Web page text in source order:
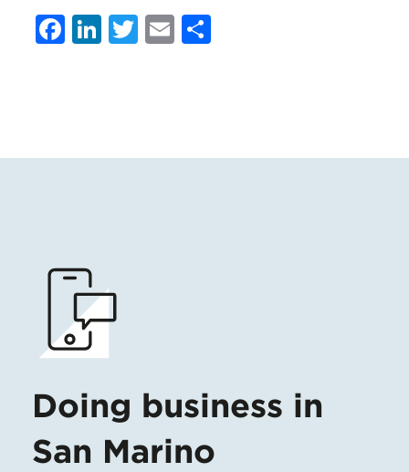
Facebook
LinkedIn
Twitter
Email
Doing business in
San Marino